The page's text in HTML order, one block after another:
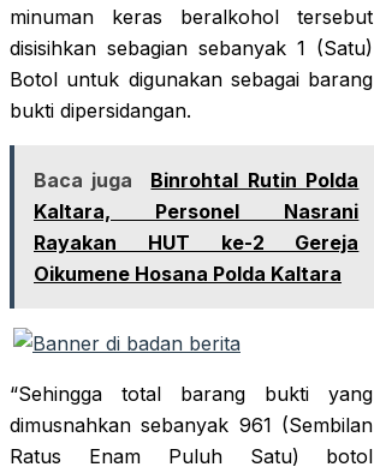
minuman keras beralkohol tersebut
disisihkan sebagian sebanyak 1 (Satu)
Botol untuk digunakan sebagai barang
bukti dipersidangan.
Baca juga
Binrohtal Rutin Polda
Kaltara, Personel Nasrani
Rayakan HUT ke-2 Gereja
Oikumene Hosana Polda Kaltara
“Sehingga total barang bukti yang
dimusnahkan sebanyak 961 (Sembilan
Ratus Enam Puluh Satu) botol